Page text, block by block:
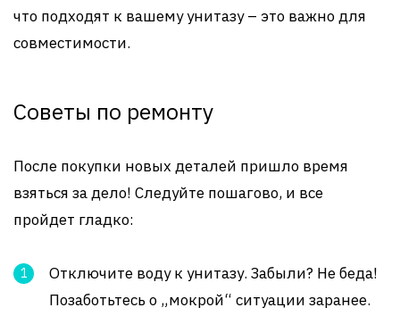
что подходят к вашему унитазу – это важно для
совместимости.
Советы по ремонту
После покупки новых деталей пришло время
взяться за дело! Следуйте пошагово, и все
пройдет гладко:
Отключите воду к унитазу. Забыли? Не беда!
Позаботьтесь о „мокрой“ ситуации заранее.